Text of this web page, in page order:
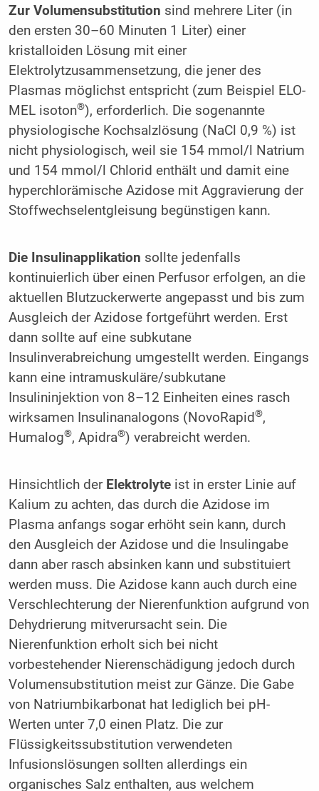
Zur Volumensubstitution sind mehrere Liter (in
den ersten 30–60 Minuten 1 Liter) einer
kristalloiden Lösung mit einer
Elektrolytzusammensetzung, die jener des
Plasmas möglichst entspricht (zum Beispiel ELO-
MEL isoton®), erforderlich. Die sogenannte
physiologische Kochsalzlösung (NaCl 0,9 %) ist
nicht physiologisch, weil sie 154 mmol/l Natrium
und 154 mmol/l Chlorid enthält und damit eine
hyperchlorämische Azidose mit Aggravierung der
Stoffwechselentgleisung begünstigen kann.
Die Insulinapplikation sollte jedenfalls
kontinuierlich über einen Perfusor erfolgen, an die
aktuellen Blutzuckerwerte angepasst und bis zum
Ausgleich der Azidose fortgeführt werden. Erst
dann sollte auf eine subkutane
Insulinverabreichung umgestellt werden. Eingangs
kann eine intramuskuläre/subkutane
Insulininjektion von 8–12 Einheiten eines rasch
wirksamen Insulinanalogons (NovoRapid®,
Humalog®, Apidra®) verabreicht werden.
Hinsichtlich der Elektrolyte ist in erster Linie auf
Kalium zu achten, das durch die Azidose im
Plasma anfangs sogar erhöht sein kann, durch
den Ausgleich der Azidose und die Insulingabe
dann aber rasch absinken kann und substituiert
werden muss. Die Azidose kann auch durch eine
Verschlechterung der Nierenfunktion aufgrund von
Dehydrierung mitverursacht sein. Die
Nierenfunktion erholt sich bei nicht
vorbestehender Nierenschädigung jedoch durch
Volumensubstitution meist zur Gänze. Die Gabe
von Natriumbikarbonat hat lediglich bei pH-
Werten unter 7,0 einen Platz. Die zur
Flüssigkeitssubstitution verwendeten
Infusionslösungen sollten allerdings ein
organisches Salz enthalten, aus welchem